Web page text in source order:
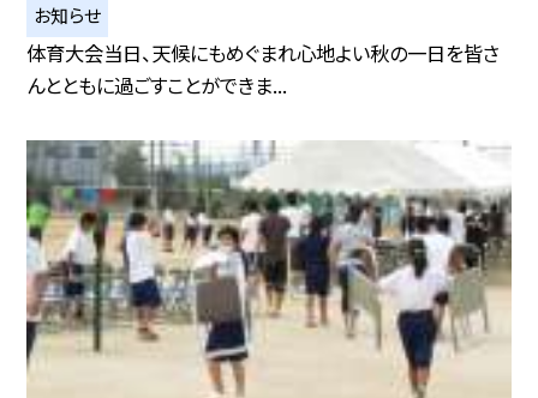
お知らせ
体育大会当日、天候にもめぐまれ心地よい秋の一日を皆さ
んとともに過ごすことができま...